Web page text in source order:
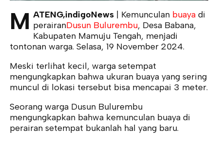
M ATENG,indigoNews | Kemunculan buaya di
perairanDusun Bulurembu, Desa Babana,
Kabupaten Mamuju Tengah, menjadi
tontonan warga. Selasa, 19 November 2024.
Meski terlihat kecil, warga setempat
mengungkapkan bahwa ukuran buaya yang sering
muncul di lokasi tersebut bisa mencapai 3 meter.
Seorang warga Dusun Bulurembu
mengungkapkan bahwa kemunculan buaya di
perairan setempat bukanlah hal yang baru.